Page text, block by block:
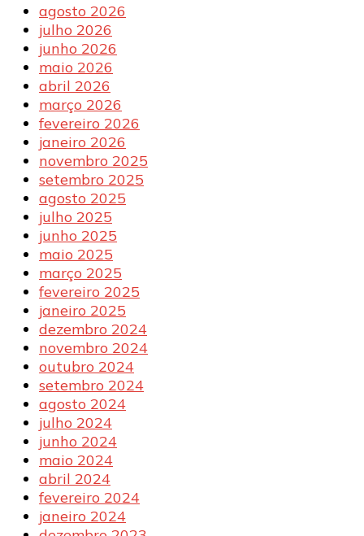
agosto 2026
julho 2026
junho 2026
maio 2026
abril 2026
março 2026
fevereiro 2026
janeiro 2026
novembro 2025
setembro 2025
agosto 2025
julho 2025
junho 2025
maio 2025
março 2025
fevereiro 2025
janeiro 2025
dezembro 2024
novembro 2024
outubro 2024
setembro 2024
agosto 2024
julho 2024
junho 2024
maio 2024
abril 2024
fevereiro 2024
janeiro 2024